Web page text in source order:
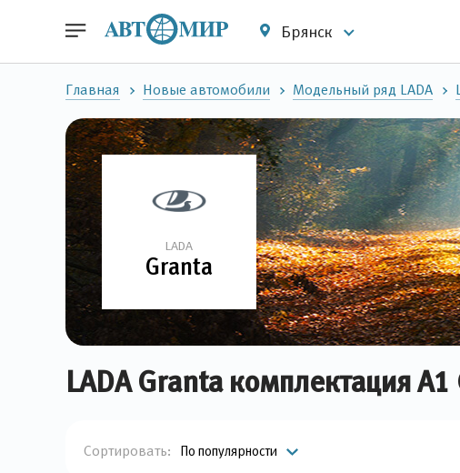
Брянск
Главная Новые автомобили Модельный ряд LADA
LADA
Granta
LADA Granta комплектация
Сортировать: По популярности